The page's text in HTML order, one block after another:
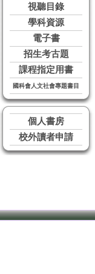
視聽目錄
學科資源
電子書
招生考古題
課程指定用書
國科會人文社會專題書目
個人書房
校外讀者申請